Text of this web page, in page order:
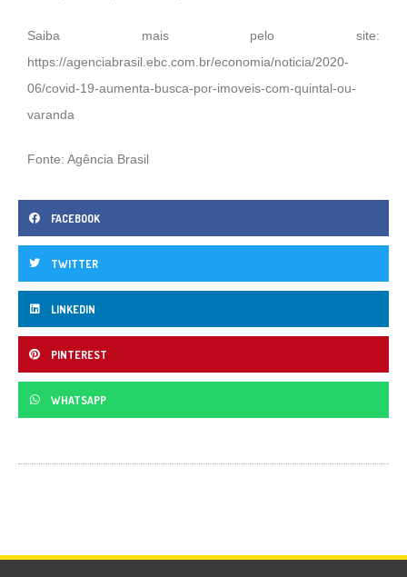
Saiba mais pelo site:
https://agenciabrasil.ebc.com.br/economia/noticia/2020-
06/covid-19-aumenta-busca-por-imoveis-com-quintal-ou-
varanda
Fonte: Agência Brasil
FACEBOOK
TWITTER
LINKEDIN
PINTEREST
WHATSAPP